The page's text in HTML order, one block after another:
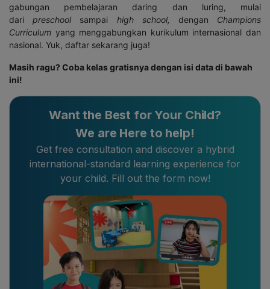
gabungan pembelajaran daring dan luring, mulai
daripreschool sampai high school, dengan Champions
Curriculum yang menggabungkan kurikulum internasional dan
nasional. Yuk, daftar sekarang juga!
Masih ragu? Coba kelas gratisnya dengan isi data di bawah
ini!
Want the Best for Your Child?
We are Here to help!
Get free consultation and discover a hybrid
international-standard learning experience for
your child. Fill out the form now!